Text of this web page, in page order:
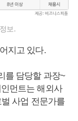
보.
지고 있다.
를 담당할 과장~
먼트는 해외사
사업 전문가를